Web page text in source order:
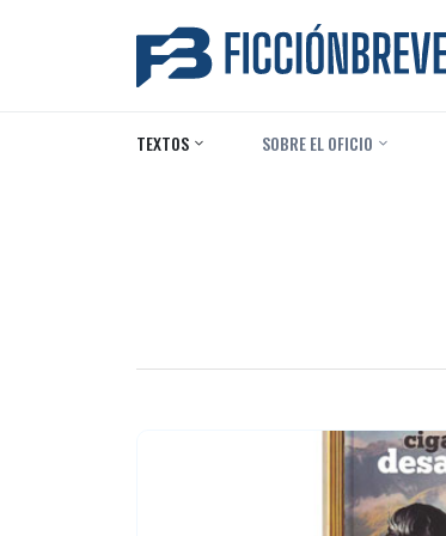
TEXTOS ‎ SOBRE EL OFICIO